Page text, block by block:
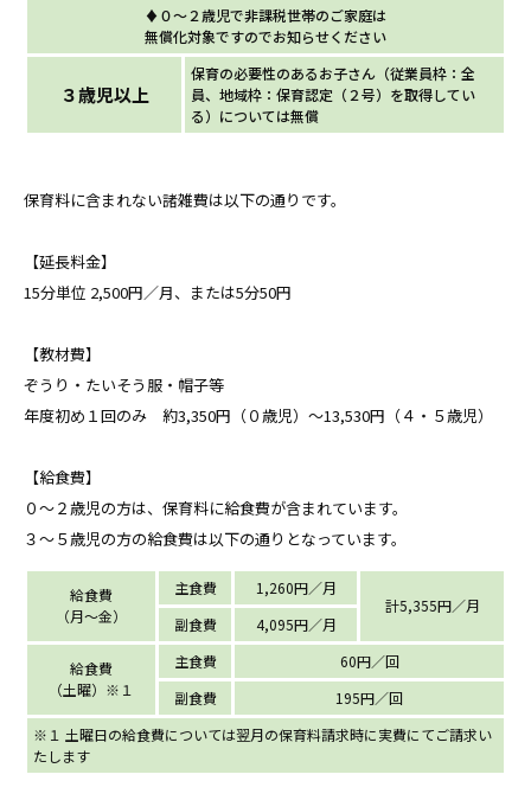
♦０〜２歳児で非課税世帯のご家庭は
無償化対象ですのでお知らせください
３歳児以上
保育の必要性のあるお子さん（従業員枠：全
員、地域枠：保育認定（２号）を取得してい
る）については無償
保育料に含まれない諸雑費は以下の通りです。
【延長料金】
15分単位 2,500円／月、または5分50円
【教材費】
ぞうり・たいそう服・帽子等
年度初め１回のみ 約3,350円（０歳児）～13,530円（４・５歳児）
【給食費】
０〜２歳児の方は、保育料に給食費が含まれています。
３〜５歳児の方の給食費は以下の通りとなっています。
給食費
（月〜金）
主食費
1,260円／月
計5,355円／月
副食費
4,095円／月
給食費
（土曜）※１
主食費
60円／回
副食費
195円／回
※１ 土曜日の給食費については翌月の保育料請求時に実費にてご請求い
たします